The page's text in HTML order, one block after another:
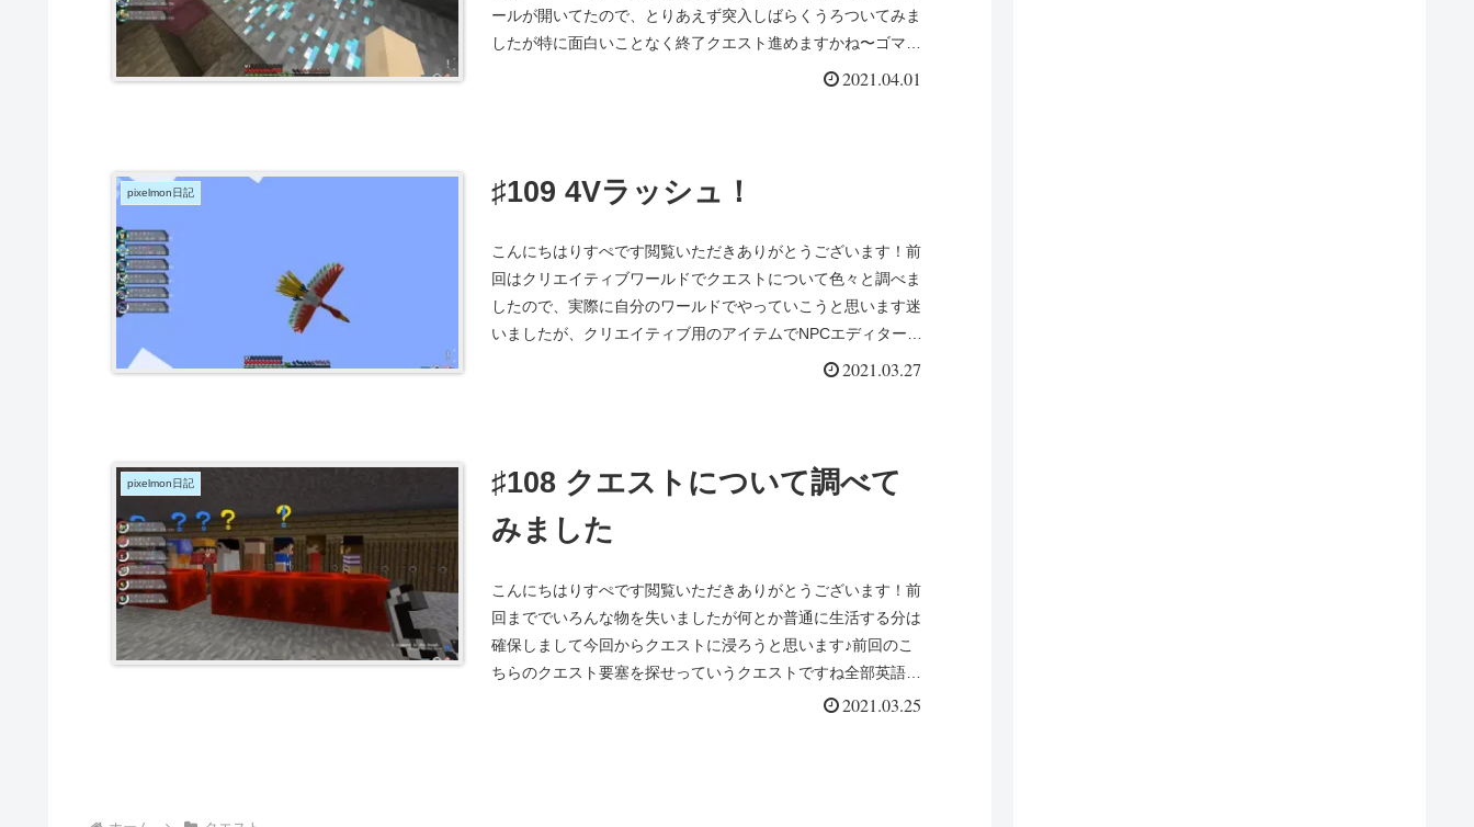
ールが開いてたので、とりあえず突入しばらくうろついてみま
したが特に面白いことなく終了クエスト進めますかね〜ゴマゾ
2021.04.01
pixelmon日記 ♯109 4Vラッシュ！
こんにちはりすぺです閲覧いただきありがとうございます！前
回はクリエイティブワールドでクエストについて色々と調べま
したので、実際に自分のワールドでやっていこうと思います迷
いましたが、クリエイティブ用のアイテムでNPCエディターと
2021.03.27
pixelmon日記
♯108 クエストについて調べて
みました
こんにちはりすぺです閲覧いただきありがとうございます！前
回まででいろんな物を失いましたが何とか普通に生活する分は
確保しまして今回からクエストに浸ろうと思います♪前回のこ
ちらのクエスト要塞を探せっていうクエストですね全部英語で
2021.03.25